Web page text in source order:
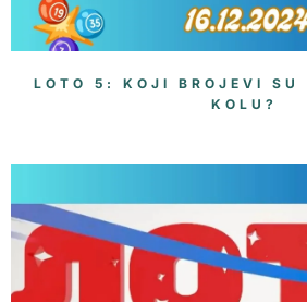
LOTO 5: KOJI BROJEVI SU
KOLU?